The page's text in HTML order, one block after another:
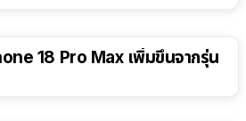
18 Pro Max เพิ่มขึ้นจากรุ่น